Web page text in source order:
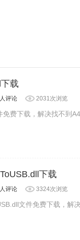
载
评论 2031次浏览
费下载，解决找不到
下载
评论 3324次浏览
文件免费下载，解